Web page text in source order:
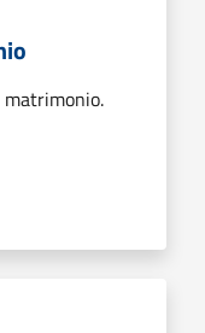
matrimonio.